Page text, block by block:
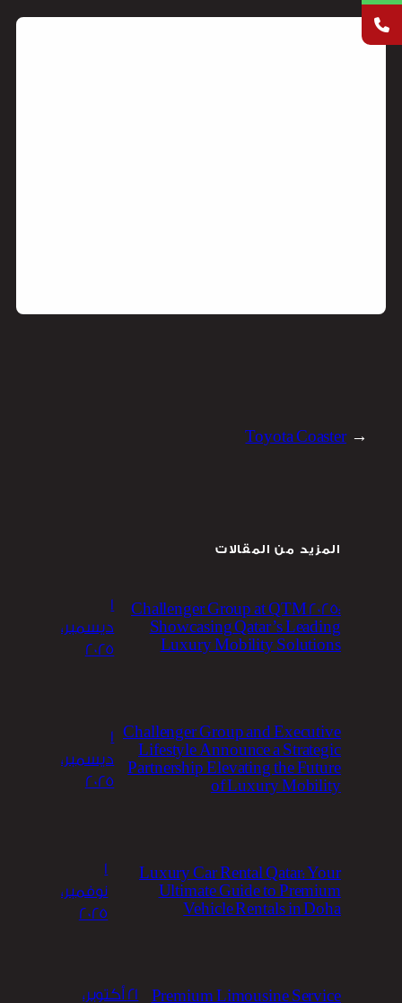
←
Toyota Coaster
المزيد من المقالات
Challenger Group at QTM 2025:
Showcasing Qatar’s Leading
Luxury Mobility Solutions
1
ديسمبر،
2025
Challenger Group and Executive
Lifestyle Announce a Strategic
Partnership Elevating the Future
of Luxury Mobility
1
ديسمبر،
2025
Luxury Car Rental Qatar: Your
Ultimate Guide to Premium
Vehicle Rentals in Doha
1
نوفمبر،
2025
Premium Limousine Service 21 أكتوبر،